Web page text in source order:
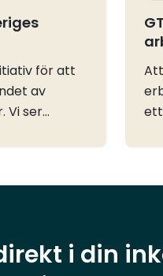
för att
av
Vi ser
stärka
privat i din